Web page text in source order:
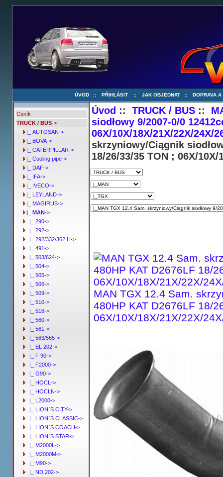
ÚVOD :: PŘIHLÁSIT :: JAK OBJEDNAT :: DOPRAVA A
Ceník
TRUCK / BUS->
|_ AUTOSAN->
|_ BOVA->
|_ CATERPILLAR->
|_ Cooling pipe->
|_ DAF->
|_ IFA->
|_ IVECO->
|_ LEYLAND->
|_ MAGIRUS->
|_ MAN->
|_ 290->
|_ 292->
|_ 292/332/362 H->
|_ 491->
|_ 503/624->
|_ 504->
|_ 505->
|_ 506->
|_ 509->
|_ 510->
|_ 516->
|_ 560->
|_ 561->
|_ 563/565->
|_ EL 202->
|_ F 90->
|_ F2000->
|_ G90->
|_ HOCL->
|_ HOCLN->
|_ L2000->
|_ LION`S CITY->
|_ LION`S CLASSIC->
|_ LION`S COACH->
|_ LION`S STAR->
|_ M2000L->
|_ M2000M->
|_ M90->
|_ ND 202->
Úvod ::TRUCK / BUS ::
siodłowy 9/2007-0/0
06X/10X/18X/21X/22X/24X/
skrzyniowy/Ciągnik
18/26/33/35 TON ; 06X/10X/
MAN TGX 12.4 Sam.
480HP KAT D2676LF 18/
06X/10X/18X/21X/22X/